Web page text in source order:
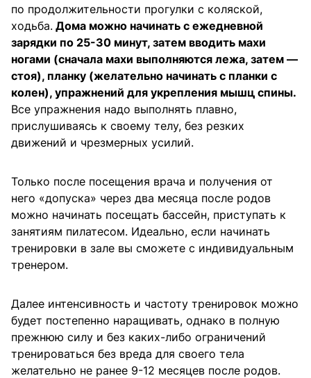
по продолжительности прогулки с коляской,
ходьба. Дома можно начинать с ежедневной
зарядки по 25-30 минут, затем вводить махи
ногами (сначала махи выполняются лежа, затем —
стоя), планку (желательно начинать с планки с
колен), упражнений для укрепления мышц спины.
Все упражнения надо выполнять плавно,
прислушиваясь к своему телу, без резких
движений и чрезмерных усилий.
Только после посещения врача и получения от
него «допуска» через два месяца после родов
можно начинать посещать бассейн, приступать к
занятиям пилатесом. Идеально, если начинать
тренировки в зале вы сможете с индивидуальным
тренером.
Далее интенсивность и частоту тренировок можно
будет постепенно наращивать, однако в полную
прежнюю силу и без каких-либо ограничений
тренироваться без вреда для своего тела
желательно не ранее 9-12 месяцев после родов.